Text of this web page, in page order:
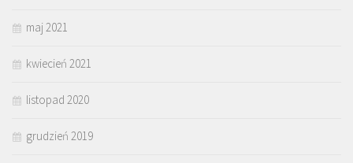
maj 2021
kwiecień 2021
listopad 2020
grudzień 2019